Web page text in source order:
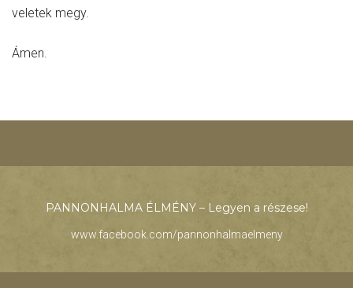
veletek megy.
Ámen.
PANNONHALMA ÉLMÉNY – Legyen a részese!
www.facebook.com/pannonhalmaelmeny